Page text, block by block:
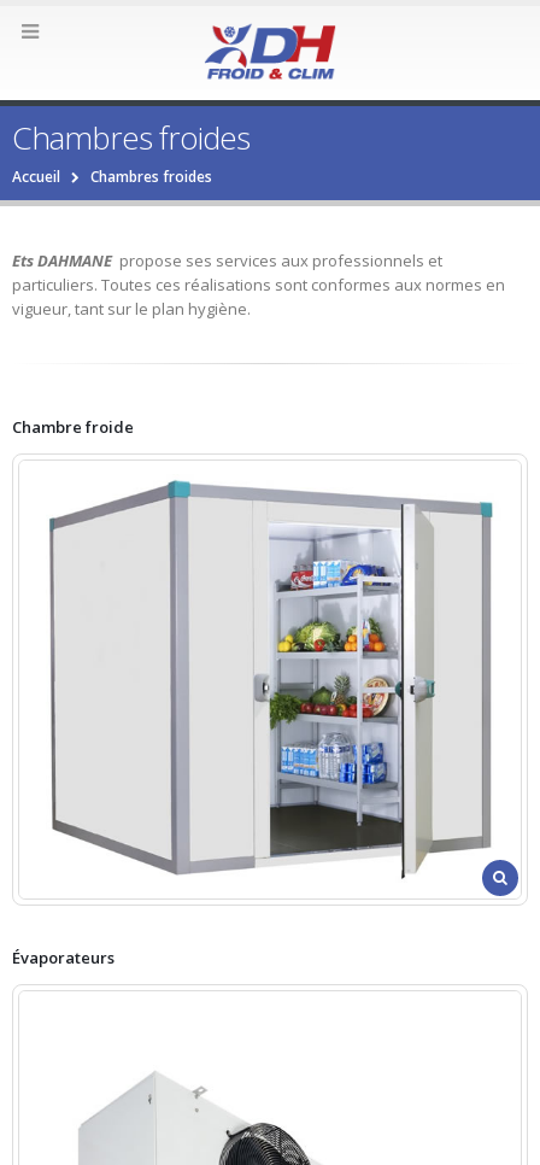
Chambres froides
Accueil Chambres froides
Ets DAHMANEpropose ses services aux professionnels et
particuliers. Toutes ces réalisations sont conformes aux normes en
vigueur, tant sur le plan hygiène.
Chambre froide
Évaporateurs